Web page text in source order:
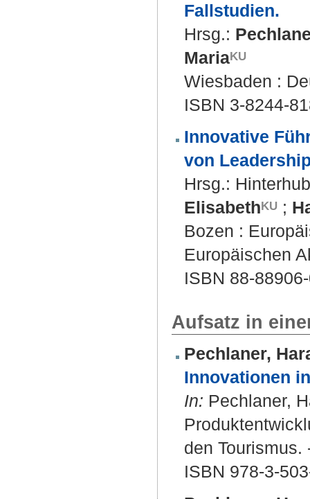
Fallstudien.
Hrsg.:
Maria
Wiesbaden :
ISBN 3-8244-
Innovative
von
Hrsg.:
Elisabeth
;
Bozen :
Europäischen
ISBN 88-
Aufsatz in
Pechlaner,
Innovationen
In: Pechlaner,
den Tourismus.
ISBN 978-3-